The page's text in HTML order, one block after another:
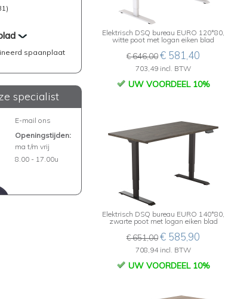
spaanplaat
specialist
E-mail ons
Openingstijden:
ma t/m vrij
8.00 - 17.00u
Elektrisch DSQ bureau EURO 120*80,
witte poot met logan eiken blad
€ 646,00€ 581,40
703,49 incl. BTW
UW VOORDEEL 10%
Elektrisch DSQ bureau EURO 140*80,
zwarte poot met logan eiken blad
€ 651,00€ 585,90
708,94 incl. BTW
UW VOORDEEL 10%